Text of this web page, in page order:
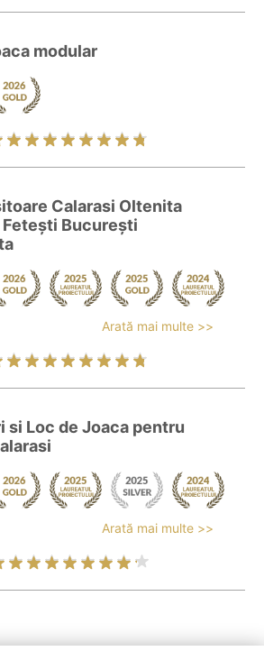
modular
Calarasi Oltenita
București
Arată mai multe >>
si Loc de Joaca pentru
Arată mai multe >>